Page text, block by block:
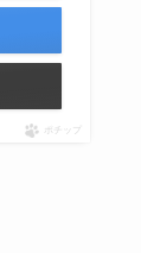
ポチップ